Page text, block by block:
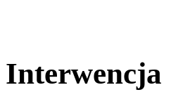
Interwencja